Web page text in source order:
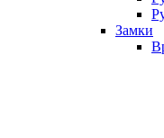
Замки